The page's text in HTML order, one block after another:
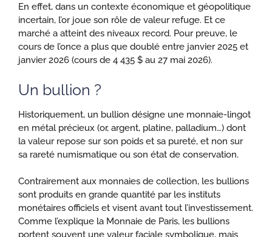
En effet, dans un contexte économique et géopolitique
incertain, l’or joue son rôle de valeur refuge. Et ce
marché a atteint des niveaux record. Pour preuve, le
cours de l’once a plus que doublé entre janvier 2025 et
janvier 2026 (cours de 4 435 $ au 27 mai 2026).
Un bullion ?
Historiquement, un bullion désigne une monnaie-lingot
en métal précieux (or, argent, platine, palladium…) dont
la valeur repose sur son poids et sa pureté, et non sur
sa rareté numismatique ou son état de conservation.
Contrairement aux monnaies de collection, les bullions
sont produits en grande quantité par les instituts
monétaires officiels et visent avant tout l’investissement.
Comme l’explique la Monnaie de Paris, les bullions